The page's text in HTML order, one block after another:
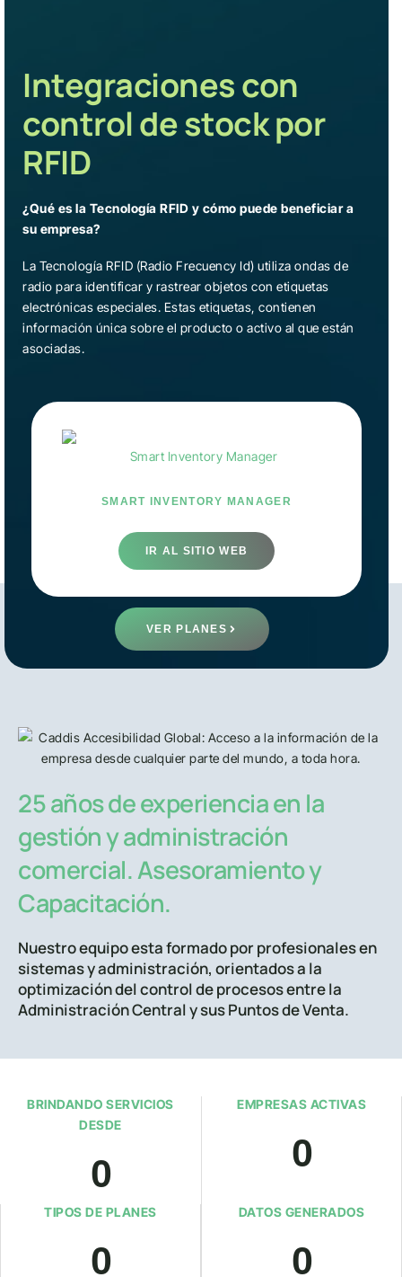
Integraciones con
control de stock por
RFID
¿Qué es la Tecnología RFID y cómo puede beneficiar a
su empresa?
La Tecnología RFID (Radio Frecuency Id) utiliza ondas de
radio para identificar y rastrear objetos con etiquetas
electrónicas especiales. Estas etiquetas, contienen
información única sobre el producto o activo al que están
asociadas.
SMART INVENTORY MANAGER
IR AL SITIO WEB
VER PLANES
25 años de experiencia en la
gestión y administración
comercial. Asesoramiento y
Capacitación.
Nuestro equipo esta formado por profesionales en
sistemas y administración, orientados a la
optimización del control de procesos entre la
Administración Central y sus Puntos de Venta.
BRINDANDO SERVICIOS
DESDE
0
EMPRESAS ACTIVAS
0
TIPOS DE PLANES
0
DATOS GENERADOS
0